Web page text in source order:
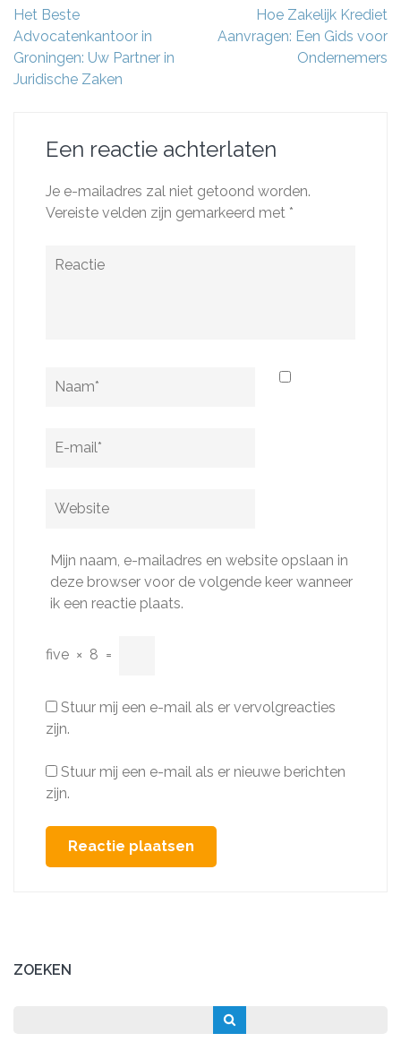
Berichtnavigatie
Het Beste
Advocatenkantoor in
Groningen: Uw Partner in
Juridische Zaken
Hoe Zakelijk Krediet
Aanvragen: Een Gids voor
Ondernemers
Een reactie achterlaten
Je e-mailadres zal niet getoond worden.
Vereiste velden zijn gemarkeerd met *
Reactie
Naam
E-
Website
Mijn naam, e-mailadres en website opslaan in
deze browser voor de volgende keer wanneer
ik een reactie plaats.
five × 8 =
Stuur mij een e-mail als er vervolgreacties
zijn.
Stuur mij een e-mail als er nieuwe berichten
zijn.
ZOEKEN